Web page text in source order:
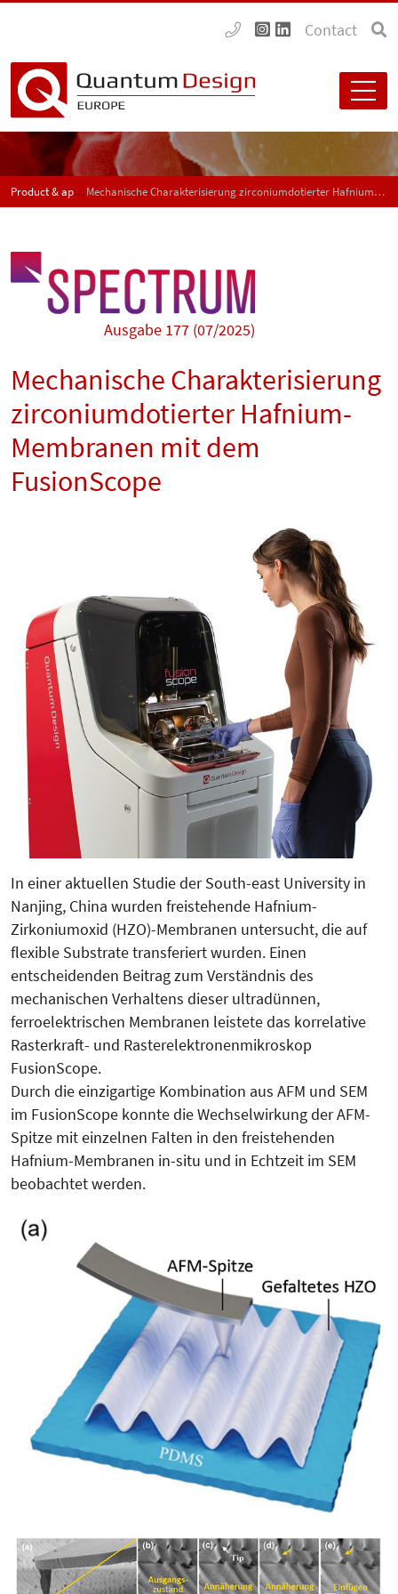
Contact
Product & application news - SPECTRUM Mechanische Charakterisierung zirconiumdotierter Hafnium-Membranen mit dem FusionScope
Ausgabe 177 (07/2025)
Mechanische Charakterisierung
zirconiumdotierter Hafnium-
Membranen mit dem
FusionScope
In einer aktuellen Studie der South-east University in
Nanjing, China wurden freistehende Hafnium-
Zirkoniumoxid (HZO)-Membranen untersucht, die auf
flexible Substrate transferiert wurden. Einen
entscheidenden Beitrag zum Verständnis des
mechanischen Verhaltens dieser ultradünnen,
ferroelektrischen Membranen leistete das korrelative
Rasterkraft- und Rasterelektronenmikroskop
FusionScope.
Durch die einzigartige Kombination aus AFM und SEM
im FusionScope konnte die Wechselwirkung der AFM-
Spitze mit einzelnen Falten in den freistehenden
Hafnium-Membranen in-situ und in Echtzeit im SEM
beobachtet werden.